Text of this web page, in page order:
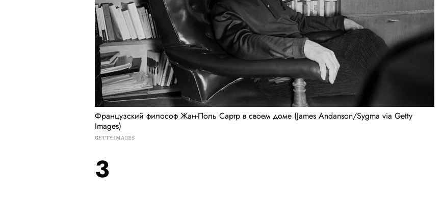
Французский философ Жан-Поль Сартр в своем доме (James Andanson/Sygma via Getty
Images)
GETTY IMAGES
3